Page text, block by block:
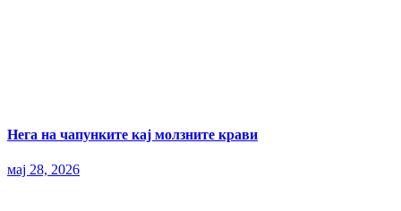
Нега на чапунките кај молзните крави
мај 28, 2026